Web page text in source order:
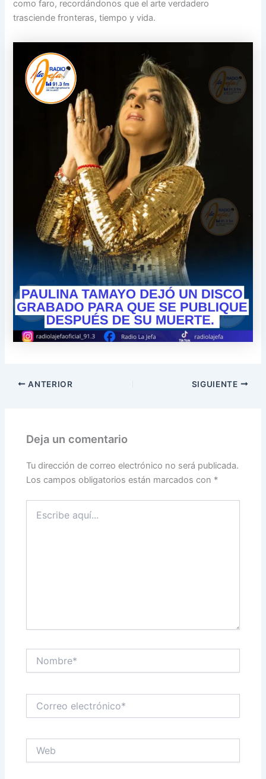
como faro, recordándonos que el arte verdadero
trasciende fronteras, tiempo y vida.
ANTERIOR SIGUIENTE
Deja un comentario
Tu dirección de correo electrónico no será publicada.
Los campos obligatorios están marcados con *
aquí...
electrónico*